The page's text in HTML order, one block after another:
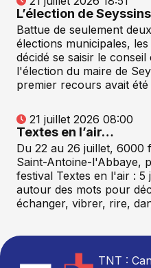
L’élection de
Battue de seulement
élections municipales,
décidé se saisir le
l'élection du maire de
premier recours avait
21 juillet 2026 08:00
Textes en l’air…
Du 22 au 26 juillet, 6000
Saint-Antoine-l'Abbaye,
festival Textes en l'air : 5
autour des mots pour
échanger, vibrer, rire,
TNT :